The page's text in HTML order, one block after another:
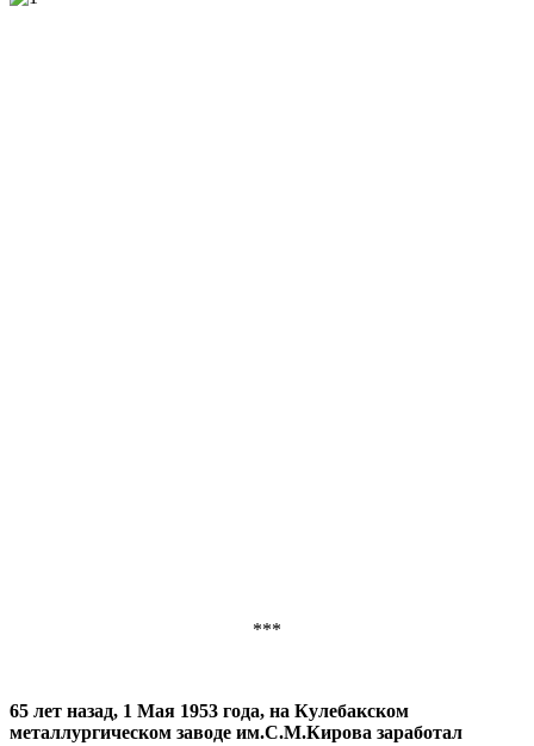
***
65 лет назад, 1 Мая 1953 года, на Кулебакском
металлургическом заводе им.С.М.Кирова заработал